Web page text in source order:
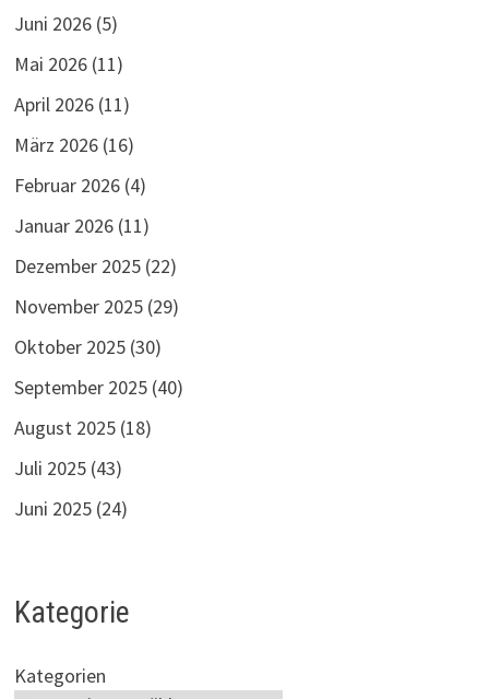
Juni 2026 (5)
Mai 2026 (11)
April 2026 (11)
März 2026 (16)
Februar 2026 (4)
Januar 2026 (11)
Dezember 2025 (22)
November 2025 (29)
Oktober 2025 (30)
September 2025 (40)
August 2025 (18)
Juli 2025 (43)
Juni 2025 (24)
Kategorie
Kategorien